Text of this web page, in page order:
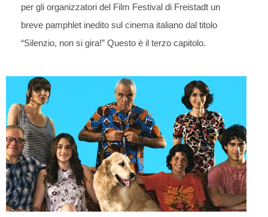
per gli organizzatori del Film Festival di Freistadt un
breve pamphlet inedito sul cinema italiano dal titolo
“Silenzio, non si gira!” Questo è il terzo capitolo.